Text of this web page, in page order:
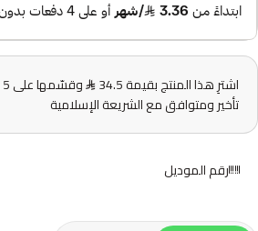
اشترِ هذا المنتج بقيمة 34.5
تأخير ومتوافق مع الشريعة الإسلامية
رقم الموديل